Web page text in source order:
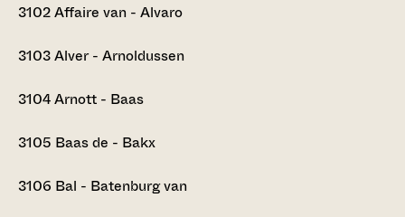
3102Affaire van - Alvaro
3103Alver - Arnoldussen
3104Arnott - Baas
3105 Baas de - Bakx
3106 Bal - Batenburg van